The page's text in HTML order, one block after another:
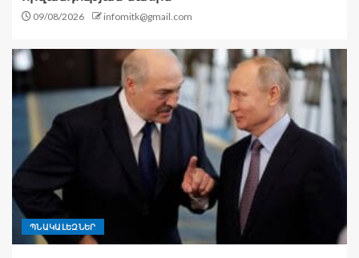
09/08/2026 infomitk@gmail.com
ՊՆԱԿԱԼԵԶՆԵՐ